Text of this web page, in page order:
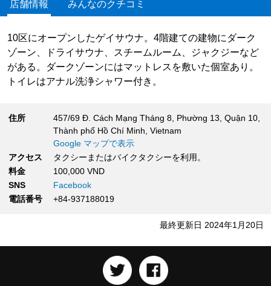
店舗情報 みんなのクチコミ
10区にオープンしたゲイサウナ。4階建ての建物にダーク
ゾーン、ドライサウナ、スチームルーム、ジャクジーなど
がある。ダークゾーンにはマットレスを敷いた個室あり。
トイレはアナル洗浄シャワー付き。
住所
457/69 Đ. Cách Mạng Tháng 8, Phường 13, Quận 10,
Thành phố Hồ Chí Minh, Vietnam
Google マップで表示
アクセス
タクシーまたはバイクタクシーを利用。
料金
100,000 VND
SNS
Facebook
電話番号
+84-937188019
最終更新日 2024年1月20日